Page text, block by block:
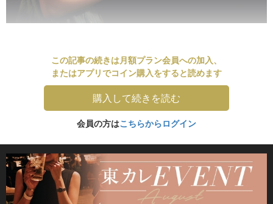
この記事の続きは月額プラン会員への加入、
またはアプリでコイン購入をすると読めます
購入して続きを読む
会員の方はこちらからログイン